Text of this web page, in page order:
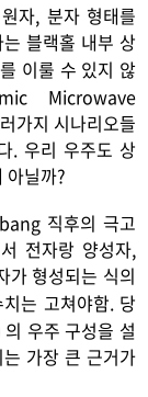
자, 분자 형태를
블랙홀 내부 상
이룰 수 있지 않
Microwave
가지 시나리오들
. 우리 우주도 상
아닐까?
직후의 극고
전자랑 양성자,
가 형성되는 식의
치는 고쳐야함. 당
우주 구성을 설
가장 큰 근거가